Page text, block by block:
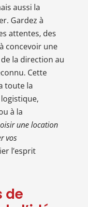
aussi la
Gardez à
attentes, des
concevoir une
la direction au
Cette
toute la
à la
une location
vos
l’esprit
de